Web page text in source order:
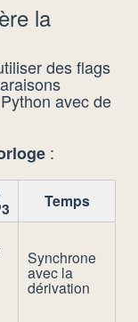
la
des flags
avec de
:
Temps
Synchrone
avec la
dérivation